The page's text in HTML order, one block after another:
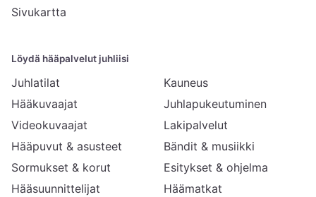
Sivukartta
Löydä hääpalvelut juhliisi
Juhlatilat
Hääkuvaajat
Videokuvaajat
Hääpuvut & asusteet
Sormukset & korut
Hääsuunnittelijat
Kauneus
Juhlapukeutuminen
Lakipalvelut
Bändit & musiikki
Esitykset & ohjelma
Häämatkat